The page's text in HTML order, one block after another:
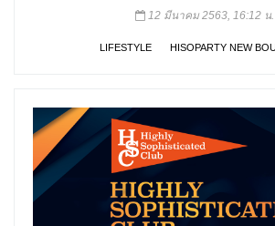
12 มีนาคม 2563, 16:12 น.
LIFESTYLE HISOPARTY NEW